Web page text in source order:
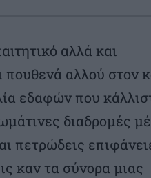
αλλά και
πουθενά αλλού στον
εδαφών που
διαδρομές
πετρώδεις
καν τα σύνορα μιας